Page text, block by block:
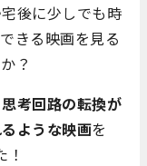
後に少しでも時
きる映画を見る
？
思考回路の転換が
ような映画を